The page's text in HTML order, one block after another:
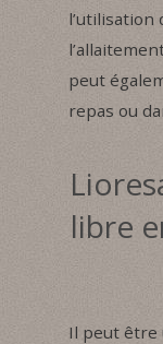
l’utilisation
peut
repas ou
libre
Il peut être